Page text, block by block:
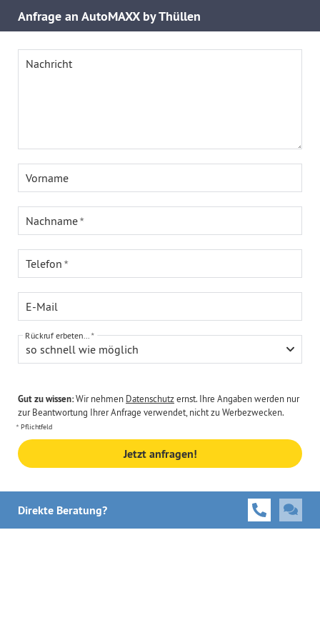
Anfrage an AutoMAXX by Thüllen
Nachricht
Vorname
Nachname
Telefon
E-Mail
so schnell wie möglich
Rückruf erbeten...
Gut zu wissen:Wir nehmen Datenschutzernst. Ihre Angaben werden nur
zur Beantwortung Ihrer Anfrage verwendet, nicht zu Werbezwecken.
Pflichtfeld
Jetzt anfragen!
Direkte Beratung?